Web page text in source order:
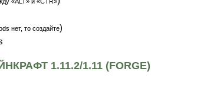
нет, то создайте)
1.11.2/1.11 (FORGE)